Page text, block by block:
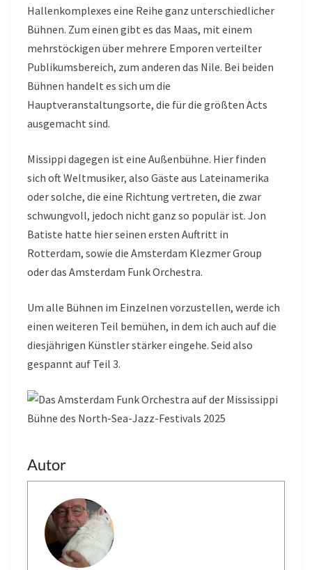
Hallenkomplexes eine Reihe ganz unterschiedlicher
Bühnen. Zum einen gibt es das Maas, mit einem
mehrstöckigen über mehrere Emporen verteilter
Publikumsbereich, zum anderen das Nile. Bei beiden
Bühnen handelt es sich um die
Hauptveranstaltungsorte, die für die größten Acts
ausgemacht sind.
Missippi dagegen ist eine Außenbühne. Hier finden
sich oft Weltmusiker, also Gäste aus Lateinamerika
oder solche, die eine Richtung vertreten, die zwar
schwungvoll, jedoch nicht ganz so populär ist. Jon
Batiste hatte hier seinen ersten Auftritt in
Rotterdam, sowie die Amsterdam Klezmer Group
oder das Amsterdam Funk Orchestra.
Um alle Bühnen im Einzelnen vorzustellen, werde ich
einen weiteren Teil bemühen, in dem ich auch auf die
diesjährigen Künstler stärker eingehe. Seid also
gespannt auf Teil 3.
Autor